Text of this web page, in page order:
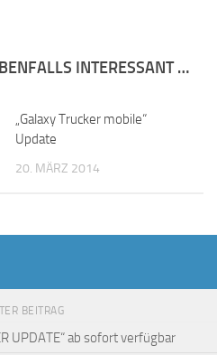
INTERESSANT …
„Galaxy Trucker mobile“
Update
20. MÄRZ 2014
BEITRAG
UPDATE“ ab sofort verfügbar